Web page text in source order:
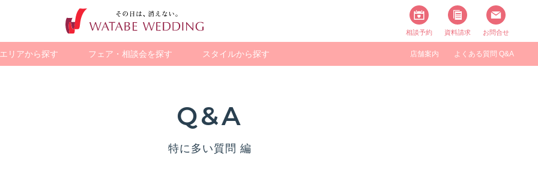
相談予約 資料請求 お問合せ
エリアから探す フェア・相談会を探す スタイルから探す 店舗案内 よくある質問 Q&A
WEB限定の
Q&A
特に多い質問 編